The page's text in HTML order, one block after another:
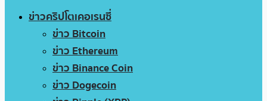
ข่าวคริปโตเคอเรนซี่
ข่าว Bitcoin
ข่าว Ethereum
ข่าว Binance Coin
ข่าว Dogecoin